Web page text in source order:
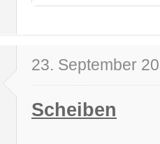
23. September
Scheiben